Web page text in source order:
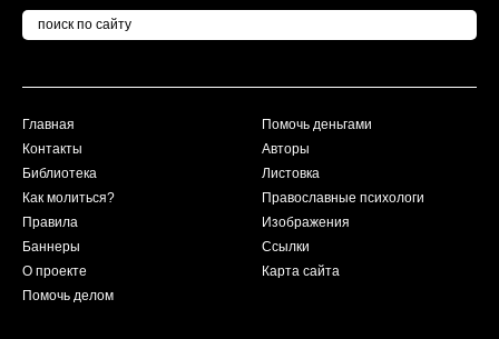
Главная
Контакты
Библиотека
Как молиться?
Правила
Баннеры
О проекте
Помочь делом
Помочь деньгами
Авторы
Листовка
Православные психологи
Изображения
Ссылки
Карта сайта